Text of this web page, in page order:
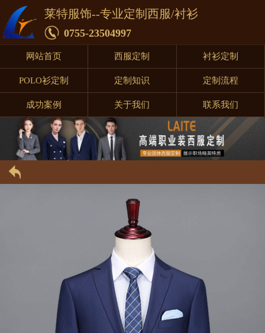
莱特服饰--专业定制西服/衬衫
0755-23504997
网站首页 西服定制 衬衫定制
POLO衫定制 定制知识 定制流程
成功案例 关于我们 联系我们